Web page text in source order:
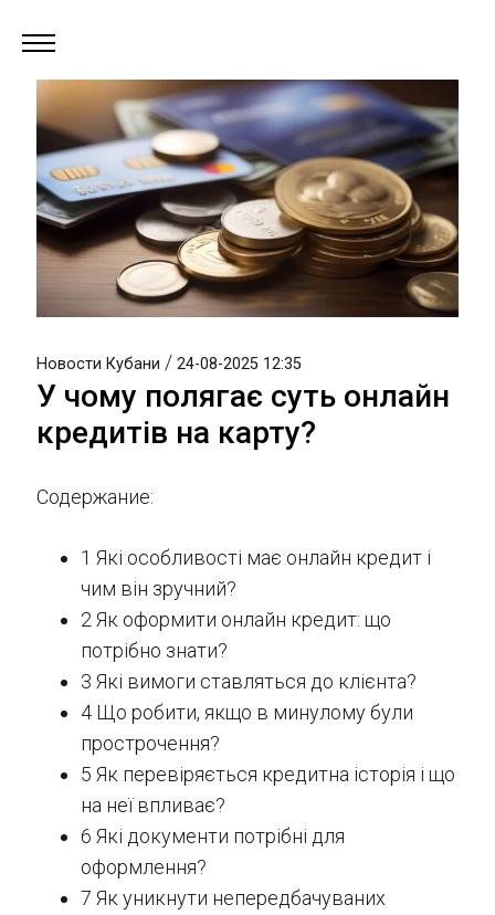
Новости Кубани / 24-08-2025 12:35
У чому полягає суть онлайн
кредитів на карту?
Содержание:
1 Які особливості має онлайн кредит і
чим він зручний?
2 Як оформити онлайн кредит: що
потрібно знати?
3 Які вимоги ставляться до клієнта?
4 Що робити, якщо в минулому були
прострочення?
5 Як перевіряється кредитна історія і що
на неї впливає?
6 Які документи потрібні для
оформлення?
7 Як уникнути непередбачуваних